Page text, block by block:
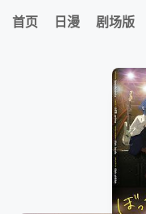
首页 日漫 剧场版